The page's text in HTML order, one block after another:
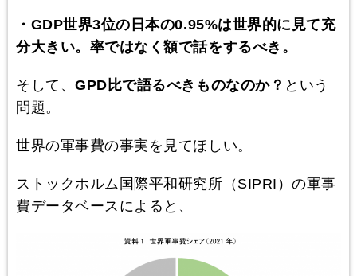
・GDP世界3位の日本の0.95%は世界的に見て充
分大きい。率ではなく額で話をするべき。
そして、GPD比で語るべきものなのか？ という
問題。
世界の軍事費の事実を見てほしい。
ストックホルム国際平和研究所（SIPRI）の軍事
費データベースによると、